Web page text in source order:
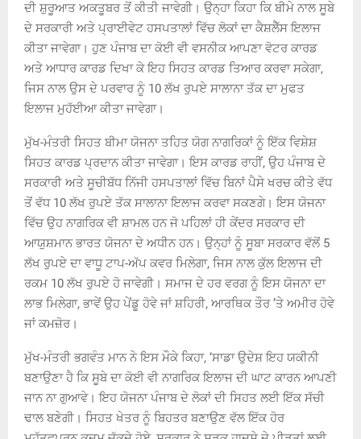
ਦੀ ਸ਼ੁਰੂਆਤ ਅਕਤੂਬਰ ਤੋਂ ਕੀਤੀ ਜਾਵੇਗੀ। ਉਨ੍ਹਾ ਕਿਹਾ ਕਿ ਬੀਮੇ ਨਾਲ ਸੂਬੇ
ਦੇ ਸਰਕਾਰੀ ਅਤੇ ਪ੍ਰਾਈਵੇਟ ਹਸਪਤਾਲਾਂ ਵਿੱਚ ਲੋਕਾਂ ਦਾ ਕੈਸ਼ਲੈੱਸ ਇਲਾਜ
ਕੀਤਾ ਜਾਵੇਗਾ। ਹੁਣ ਪੰਜਾਬ ਦਾ ਕੋਈ ਵੀ ਵਸਨੀਕ ਆਪਣਾ ਵੋਟਰ ਕਾਰਡ
ਅਤੇ ਆਧਾਰ ਕਾਰਡ ਦਿਖਾ ਕੇ ਇਹ ਸਿਹਤ ਕਾਰਡ ਤਿਆਰ ਕਰਵਾ ਸਕੇਗਾ,
ਜਿਸ ਨਾਲ ਉਸ ਦੇ ਪਰਵਾਰ ਨੂੰ 10 ਲੱਖ ਰੁਪਏ ਸਾਲਾਨਾ ਤੱਕ ਦਾ ਮੁਫਤ
ਇਲਾਜ ਮੁਹੱਈਆ ਕੀਤਾ ਜਾਵੇਗਾ।
ਮੁੱਖ-ਮੰਤਰੀ ਸਿਹਤ ਬੀਮਾ ਯੋਜਨਾ ਤਹਿਤ ਯੋਗ ਨਾਗਰਿਕਾਂ ਨੂੰ ਇੱਕ ਵਿਸ਼ੇਸ਼
ਸਿਹਤ ਕਾਰਡ ਪ੍ਰਦਾਨ ਕੀਤਾ ਜਾਵੇਗਾ। ਇਸ ਕਾਰਡ ਰਾਹੀਂ, ਉਹ ਪੰਜਾਬ ਦੇ
ਸਰਕਾਰੀ ਅਤੇ ਸੂਚੀਬੱਧ ਨਿੱਜੀ ਹਸਪਤਾਲਾਂ ਵਿੱਚ ਬਿਨਾਂ ਪੈਸੇ ਖਰਚ ਕੀਤੇ ਵੱਧ
ਤੋਂ ਵੱਧ 10 ਲੱਖ ਰੁਪਏ ਤੱਕ ਸਾਲਾਨਾ ਇਲਾਜ ਕਰਵਾ ਸਕਣਗੇ। ਇਸ ਯੋਜਨਾ
ਵਿੱਚ ਉਹ ਨਾਗਰਿਕ ਵੀ ਸ਼ਾਮਲ ਹਨ ਜੋ ਪਹਿਲਾਂ ਹੀ ਕੇਂਦਰ ਸਰਕਾਰ ਦੀ
ਆਯੁਸ਼ਮਾਨ ਭਾਰਤ ਯੋਜਨਾ ਦੇ ਅਧੀਨ ਹਨ। ਉਨ੍ਹਾਂ ਨੂੰ ਸੂਬਾ ਸਰਕਾਰ ਵੱਲੋਂ 5
ਲੱਖ ਰੁਪਏ ਦਾ ਵਾਧੂ ਟਾਪ-ਅੱਪ ਕਵਰ ਮਿਲੇਗਾ, ਜਿਸ ਨਾਲ ਕੁੱਲ ਇਲਾਜ ਦੀ
ਰਕਮ 10 ਲੱਖ ਰੁਪਏ ਹੋ ਜਾਵੇਗੀ। ਸਮਾਜ ਦੇ ਹਰ ਵਰਗ ਨੂੰ ਇਸ ਯੋਜਨਾ ਦਾ
ਲਾਭ ਮਿਲੇਗਾ, ਭਾਵੇਂ ਉਹ ਪੇਂਡੂ ਹੋਵੇ ਜਾਂ ਸ਼ਹਿਰੀ, ਆਰਥਿਕ ਤੌਰ ’ਤੇ ਅਮੀਰ ਹੋਵੇ
ਜਾਂ ਕਮਜ਼ੋਰ।
ਮੁੱਖ-ਮੰਤਰੀ ਭਗਵੰਤ ਮਾਨ ਨੇ ਇਸ ਮੌਕੇ ਕਿਹਾ, ‘ਸਾਡਾ ਉਦੇਸ਼ ਇਹ ਯਕੀਨੀ
ਬਣਾਉਣਾ ਹੈ ਕਿ ਸੂਬੇ ਦਾ ਕੋਈ ਵੀ ਨਾਗਰਿਕ ਇਲਾਜ ਦੀ ਘਾਟ ਕਾਰਨ ਆਪਣੀ
ਜਾਨ ਨਾ ਗੁਆਵੇ। ਇਹ ਯੋਜਨਾ ਪੰਜਾਬ ਦੇ ਲੋਕਾਂ ਦੀ ਸਿਹਤ ਲਈ ਇੱਕ ਸੱਚੀ
ਢਾਲ ਬਣੇਗੀ। ਸਿਹਤ ਖੇਤਰ ਨੂੰ ਬਿਹਤਰ ਬਣਾਉਣ ਵੱਲ ਇੱਕ ਹੋਰ